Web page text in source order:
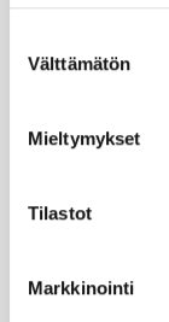
valinta
Välttämätön
Mieltymykset
Tilastot
Markkinointi